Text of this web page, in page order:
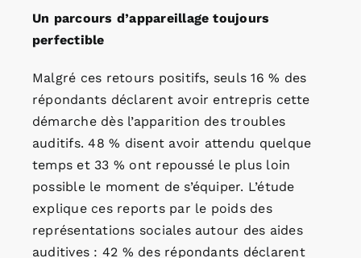
Un parcours d’appareillage toujours
perfectible
Malgré ces retours positifs, seuls 16 % des
répondants déclarent avoir entrepris cette
démarche dès l’apparition des troubles
auditifs. 48 % disent avoir attendu quelque
temps et 33 % ont repoussé le plus loin
possible le moment de s’équiper. L’étude
explique ces reports par le poids des
représentations sociales autour des aides
auditives : 42 % des répondants déclarent